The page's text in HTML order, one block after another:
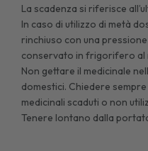
La scadenza si riferisce
In caso di utilizzo di metà
rinchiuso con una
conservato in frigorifero al
Non gettare il medicinale
domestici. Chiedere
medicinali scaduti o non
Tenere lontano dalla